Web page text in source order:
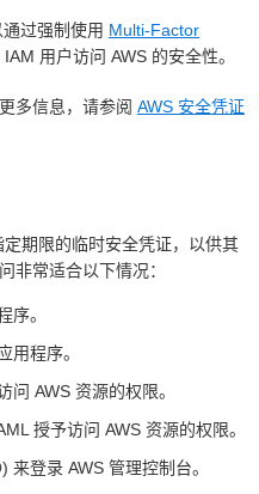
过强制使用 Multi-Factor
用户访问 AWS 的安全性。
多信息，请参阅 AWS 安全凭证
期限的临时安全凭证，以供其
非常适合以下情况：
序。
用程序。
AWS 资源的权限。
授予访问 AWS 资源的权限。
登录 AWS 管理控制台。